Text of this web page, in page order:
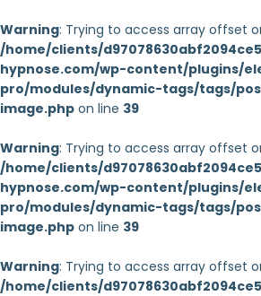
Warning: Trying to access array offset
/home/clients/
hypnose.com/wp-content/plugins/
pro/modules/dynamic-tags/tags/
image.php on line 39
Warning: Trying to access array offset
/home/clients/
hypnose.com/wp-content/plugins/
pro/modules/dynamic-tags/tags/
image.php on line 39
Warning: Trying to access array offset
/home/clients/